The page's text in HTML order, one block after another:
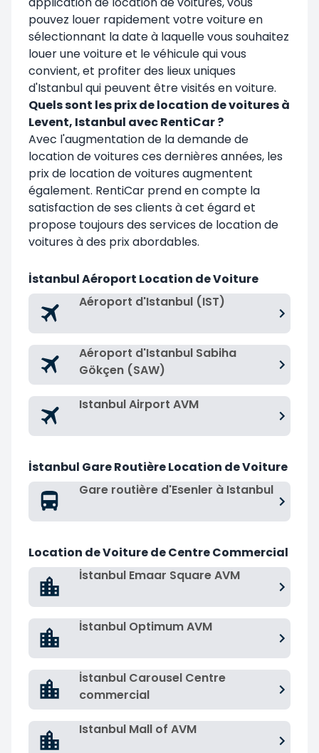
pouvez louer rapidement votre voiture en
sélectionnant la date à laquelle vous souhaitez
louer une voiture et le véhicule qui vous
convient, et profiter des lieux uniques
d'Istanbul qui peuvent être visités en voiture.
Quels sont les prix de location de voitures à
Levent, Istanbul avec RentiCar ?
Avec l'augmentation de la demande de
location de voitures ces dernières années, les
prix de location de voitures augmentent
également. RentiCar prend en compte la
satisfaction de ses clients à cet égard et
propose toujours des services de location de
voitures à des prix abordables.
İstanbul Aéroport Location de Voiture
Aéroport d'Istanbul (IST)
Aéroport d'Istanbul Sabiha
Gökçen (SAW)
Istanbul Airport AVM
İstanbul Gare Routière Location de Voiture
Gare routière d'Esenler à Istanbul
Location de Voiture de Centre Commercial
İstanbul Emaar Square AVM
İstanbul Optimum AVM
İstanbul Carousel Centre
commercial
Istanbul Mall of AVM